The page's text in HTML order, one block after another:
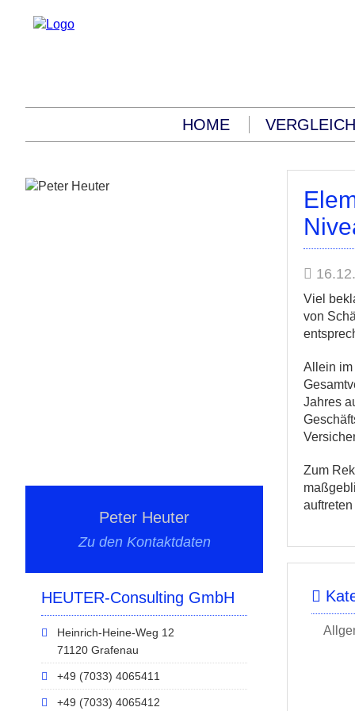
HOME
Peter Heuter
Zu den Kontaktdaten
HEUTER-Consulting GmbH
Heinrich-Heine-Weg 12
71120 Grafenau
+49 (7033) 4065411
+49 (7033) 4065412
Viel
von
Allein im
Jahres
Zum